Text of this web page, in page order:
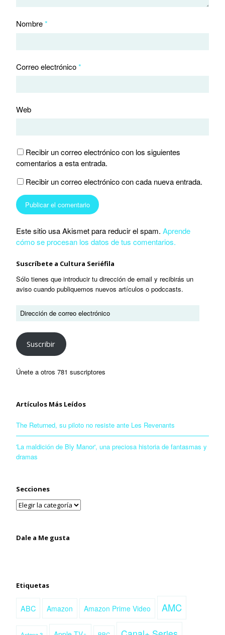
Nombre*
Correo electrónico*
Web
Recibir un correo electrónico con los siguientes
comentarios a esta entrada.
Recibir un correo electrónico con cada nueva entrada.
Este sitio usa Akismet para reducir el spam. Aprende
cómo se procesan los datos de tus comentarios.
Suscríbete a Cultura Seriéfila
Sólo tienes que introducir tu dirección de email y recibirás un
aviso cuando publiquemos nuevos artículos o podccasts.
Suscribir
Únete a otros 781 suscriptores
Artículos Más Leídos
The Returned, su piloto no resiste ante Les Revenants
'La maldición de Bly Manor', una preciosa historia de fantasmas y
dramas
Secciones
Dale a Me gusta
Etiquetas
ABC Amazon Amazon Prime Video AMC